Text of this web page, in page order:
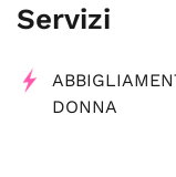
Servizi
DONNA